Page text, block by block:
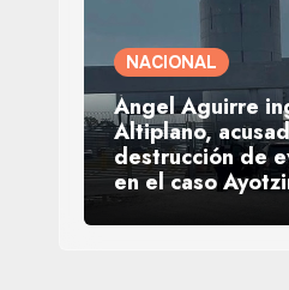
NACIONAL
Ángel Aguirre
Altiplano,
destrucción de
en el caso